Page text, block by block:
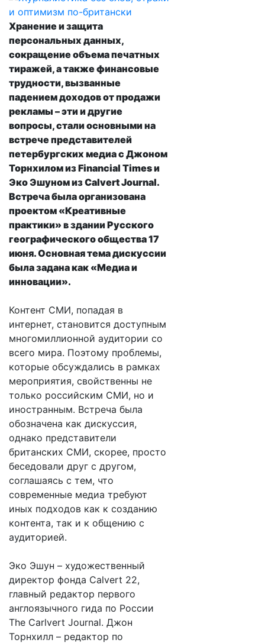
Хранение и защита
персональных данных,
сокращение объема печатных
тиражей, а также финансовые
трудности, вызванные
падением доходов от продажи
рекламы – эти и другие
вопросы, стали основными на
встрече представителей
петербургских медиа с Джоном
Торнхилом из Financial Times и
Эко Эшуном из Calvert Journal.
Встреча была организована
проектом «Креативные
практики» в здании Русского
географического общества 17
июня. Основная тема дискуссии
была задана как «Медиа и
инновации».
Контент СМИ, попадая в
интернет, становится доступным
многомиллионной аудитории со
всего мира. Поэтому проблемы,
которые обсуждались в рамках
мероприятия, свойственны не
только российским СМИ, но и
иностранным. Встреча была
обозначена как дискуссия,
однако представители
британских СМИ, скорее, просто
беседовали друг с другом,
соглашаясь с тем, что
современные медиа требуют
иных подходов как к созданию
контента, так и к общению с
аудиторией.
Эко Эшун – художественный
директор фонда Calvert 22,
главный редактор первого
англоязычного гида по России
The Carlvert Journal. Джон
Торнхилл – редактор по